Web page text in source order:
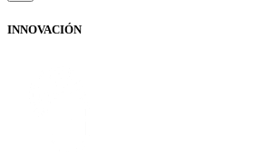
INNOVACIÓN